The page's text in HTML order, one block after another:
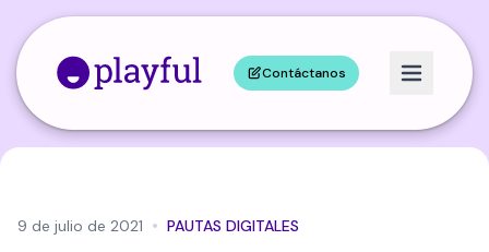
Contáctanos
9 de julio de 2021 • PAUTAS DIGITALES